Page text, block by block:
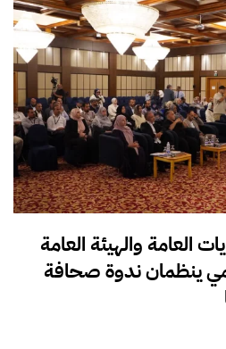
العامة والهيئة العامة
ينظمان ندوة صحافة